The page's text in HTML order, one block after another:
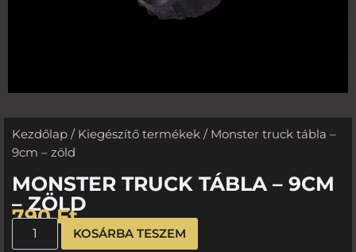
Kezdőlap / Kiegészítő termékek / Monster truck tábla –
9cm – zöld
MONSTER TRUCK TÁBLA – 9CM
– ZÖLD
790Ft
KOSÁRBA TESZEM